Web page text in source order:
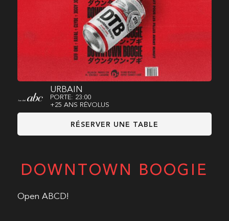
URBAIN
PORTE: 23:00
+25 ANS RÉVOLUS
RÉSERVER UNE TABLE
DOWNTOWN BOOGIE
Open ABCD!